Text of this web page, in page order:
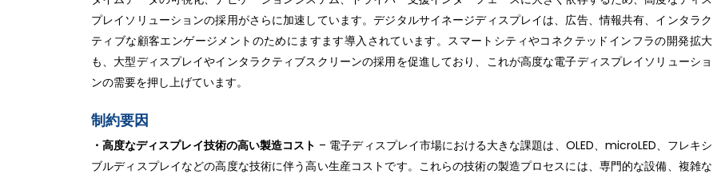
プレイソリューションの採用がさらに加速しています。デジタルサイネージディスプレイは、広告、情報共有、インタラク
ティブな顧客エンゲージメントのためにますます導入されています。スマートシティやコネクテッドインフラの開発拡大
も、大型ディスプレイやインタラクティブスクリーンの採用を促進しており、これが高度な電子ディスプレイソリューショ
ンの需要を押し上げています。
制約要因
・高度なディスプレイ技術の高い製造コスト – 電子ディスプレイ市場における大きな課題は、OLED、microLED、フレキシ
ブルディスプレイなどの高度な技術に伴う高い生産コストです。これらの技術の製造プロセスには、専門的な設備、複雑な